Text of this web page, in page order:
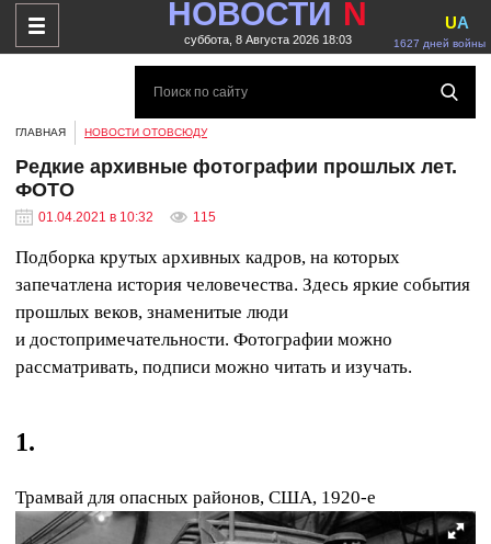
НОВОСТИ N
суббота, 8 Августа 2026 18:03 1627 дней войны
UA
ГЛАВНАЯ НОВОСТИ ОТОВСЮДУ
Редкие архивные фотографии прошлых лет.
ФОТО
01.04.2021 в 10:32 115
Подборка крутых архивных кадров, на которых
запечатлена история человечества. Здесь яркие события
прошлых веков, знаменитые люди
и достопримечательности. Фотографии можно
рассматривать, подписи можно читать и изучать.
1.
Трамвай для опасных районов, США, 1920-е